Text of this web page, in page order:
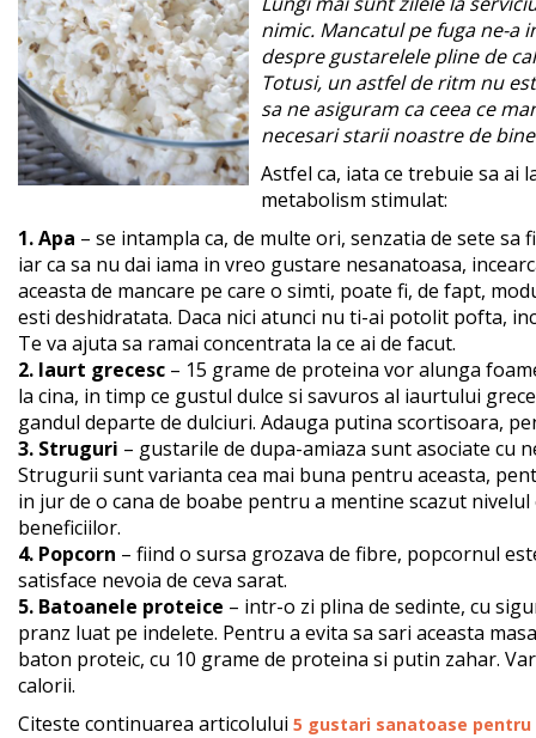
nimic. Mancatul pe fuga ne-a
despre gustarelele pline de
Totusi, un astfel de ritm nu
sa ne asiguram ca ceea ce
necesari starii noastre de
Astfel ca, iata ce trebuie sa ai
metabolism stimulat:
1. Apa – se intampla ca, de multe ori, senzatia de sete sa
iar ca sa nu dai iama in vreo gustare nesanatoasa,
aceasta de mancare pe care o simti, poate fi, de fapt,
esti deshidratata. Daca nici atunci nu ti-ai potolit pofta,
Te va ajuta sa ramai concentrata la ce ai de facut.
2. Iaurt grecesc – 15 grame de proteina vor alunga
la cina, in timp ce gustul dulce si savuros al iaurtului
gandul departe de dulciuri. Adauga putina scortisoara,
3. Struguri – gustarile de dupa-amiaza sunt asociate cu
Strugurii sunt varianta cea mai buna pentru aceasta,
in jur de o cana de boabe pentru a mentine scazut nivelul
beneficiilor.
4. Popcorn – fiind o sursa grozava de fibre, popcornul
satisface nevoia de ceva sarat.
5. Batoanele proteice – intr-o zi plina de sedinte, cu
pranz luat pe indelete. Pentru a evita sa sari aceasta
baton proteic, cu 10 grame de proteina si putin zahar.
calorii.
Citeste continuarea articolului 5 gustari sanatoase pentru